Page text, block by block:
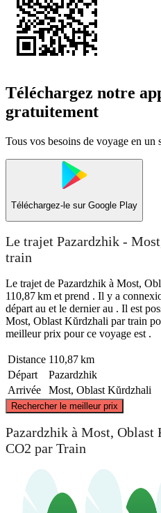
Téléchargez notre
gratuitement
Tous vos besoins de voyage en un
Téléchargez-le sur Google Play
Le trajet Pazardzhik -
train
Le trajet de Pazardzhik à Most,
110,87 km et prend . Il y a
départ au et le dernier au . Il est
Most, Oblast Kŭrdzhali par train
meilleur prix pour ce voyage est .
Distance 110,87 km
Départ
Pazardzhik
Arrivée
Most, Oblast Kŭrdzhali
Rechercher le meilleur prix
Pazardzhik
Pazardzhik à Most,
CO2 par Train